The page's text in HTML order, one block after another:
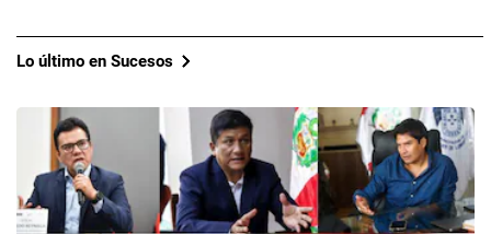
Lo último en Sucesos